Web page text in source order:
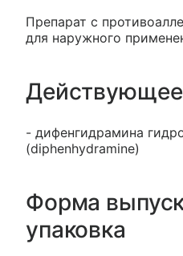
Препарат с
для наружного
- дифенгидрамина
(diphenhydramine)
Форма
упаковка